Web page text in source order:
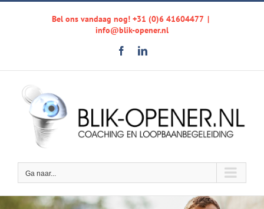
Bel ons vandaag nog! +31 (0)6 41604477 |
info@blik-opener.nl
FacebookLinkedIn
Ga naar...